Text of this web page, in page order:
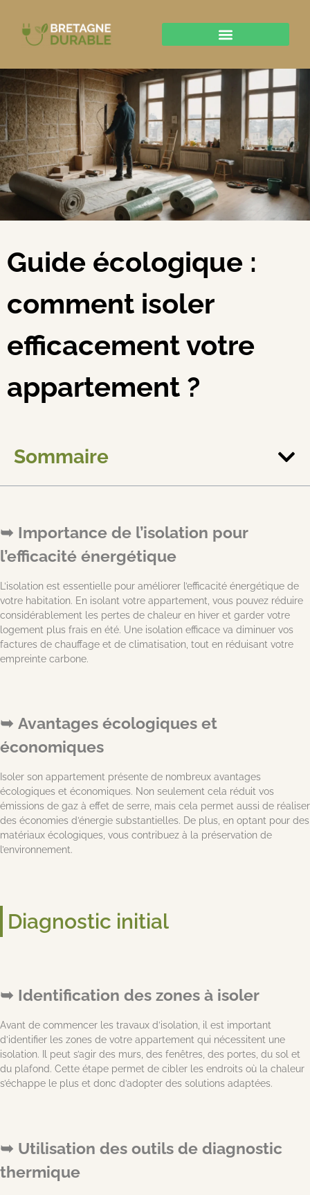
Guide écologique :
comment isoler
efficacement votre
appartement ?
Sommaire
Importance de l’isolation pour
l’efficacité énergétique
L’isolation est essentielle pour améliorer l’efficacité énergétique de
votre habitation. En isolant votre appartement, vous pouvez réduire
considérablement les pertes de chaleur en hiver et garder votre
logement plus frais en été. Une isolation efficace va diminuer vos
factures de chauffage et de climatisation, tout en réduisant votre
empreinte carbone.
Avantages écologiques et
économiques
Isoler son appartement présente de nombreux avantages
écologiques et économiques. Non seulement cela réduit vos
émissions de gaz à effet de serre, mais cela permet aussi de réaliser
des économies d’énergie substantielles. De plus, en optant pour des
matériaux écologiques, vous contribuez à la préservation de
l’environnement.
Diagnostic initial
Identification des zones à isoler
Avant de commencer les travaux d’isolation, il est important
d’identifier les zones de votre appartement qui nécessitent une
isolation. Il peut s’agir des murs, des fenêtres, des portes, du sol et
du plafond. Cette étape permet de cibler les endroits où la chaleur
s’échappe le plus et donc d’adopter des solutions adaptées.
Utilisation des outils de diagnostic
thermique